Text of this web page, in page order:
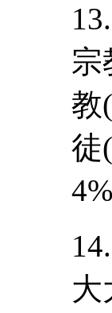
宗
教
徒
4%
大